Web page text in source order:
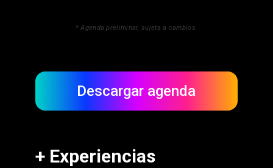
* Agenda preliminar, sujeta a cambios.
Descargar agenda
+ Experiencias